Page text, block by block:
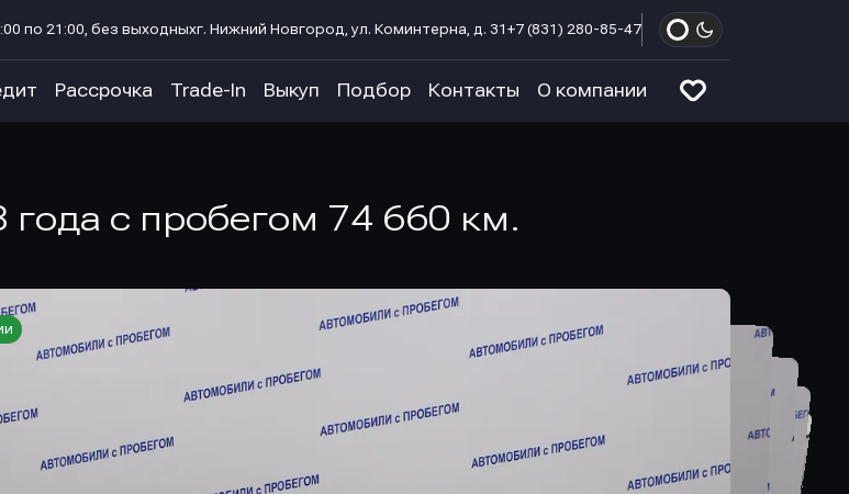
по 21:00, без выходныхг. Нижний Новгород, ул. Коминтерна, д. 31 +7 (831) 280-85-47
Рассрочка Trade-In Выкуп Подбор Контакты О компании
года с пробегом 74 660 км.